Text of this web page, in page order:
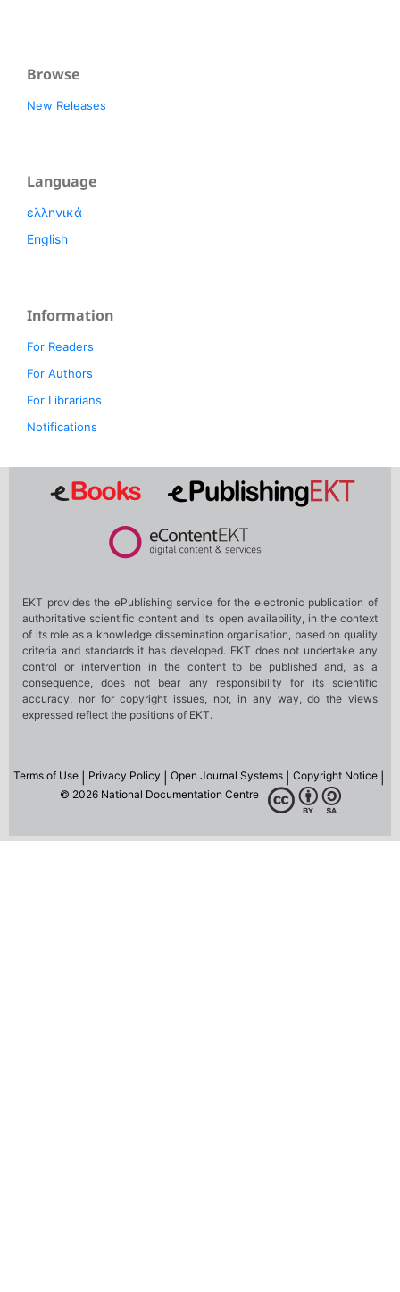
Browse
New Releases
Language
ελληνικά
English
Information
For Readers
For Authors
For Librarians
Notifications